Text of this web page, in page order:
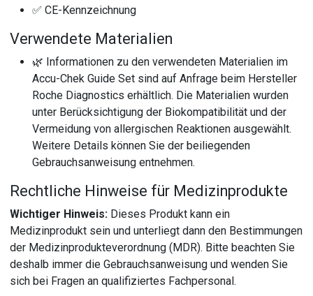
✅ CE-Kennzeichnung
Verwendete Materialien
🌿 Informationen zu den verwendeten Materialien im
Accu-Chek Guide Set sind auf Anfrage beim Hersteller
Roche Diagnostics erhältlich. Die Materialien wurden
unter Berücksichtigung der Biokompatibilität und der
Vermeidung von allergischen Reaktionen ausgewählt.
Weitere Details können Sie der beiliegenden
Gebrauchsanweisung entnehmen.
Rechtliche Hinweise für Medizinprodukte
Wichtiger Hinweis: Dieses Produkt kann ein
Medizinprodukt sein und unterliegt dann den Bestimmungen
der Medizinprodukteverordnung (MDR). Bitte beachten Sie
deshalb immer die Gebrauchsanweisung und wenden Sie
sich bei Fragen an qualifiziertes Fachpersonal.